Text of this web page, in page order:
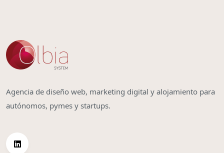
Agencia de diseño web, marketing digital y alojamiento para
autónomos, pymes y startups.